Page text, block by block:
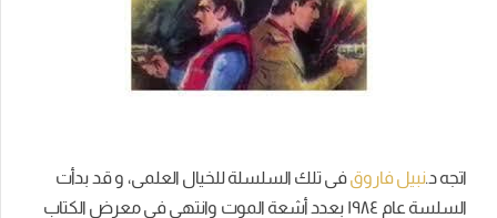
اتجه د.نبيل فاروقفى تلك السلسلة للخيال العلمى، و قد بدأت
السلسة عام ١٩٨٤ بعدد أشعة الموت وانتهى فى معرض الكتاب